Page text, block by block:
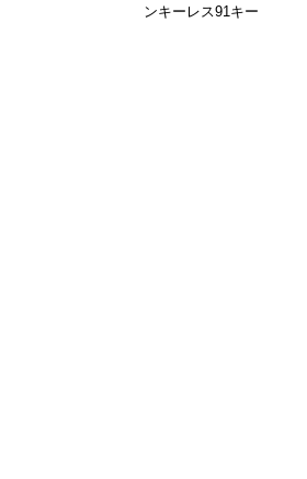
ンキーレス91キー